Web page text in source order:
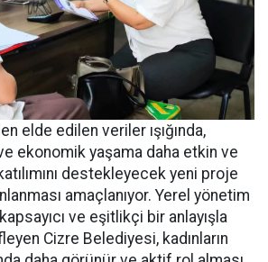
elde edilen veriler ışığında,
ekonomik yaşama daha etkin ve
destekleyecek yeni proje
amaçlanıyor. Yerel yönetim
ve eşitlikçi bir anlayışla
Cizre Belediyesi, kadınların